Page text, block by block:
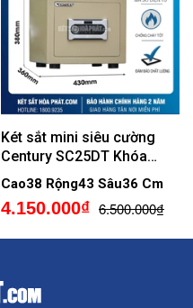
Két sắt mini siêu cường
Century SC25DT Khóa
Điện Tử
Cao38 Rộng43 Sâu36 Cm
4.150.000₫ 6.500.000₫